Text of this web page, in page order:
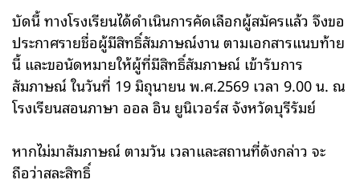
บัดนี้ ทางโรงเรียนได้ดำเนินการคัดเลือกผู้สมัครแล้ว จึงขอ
ประกาศรายชื่อผู้มีสิทธิ์สัมภาษณ์งาน ตามเอกสารแนบท้าย
นี้ และขอนัดหมายให้ผู้ที่มีสิทธิ์สัมภาษณ์ เข้ารับการ
สัมภาษณ์ ในวันที่ 19 มิถุนายน พ.ศ.2569 เวลา 9.00 น. ณ
โรงเรียนสอนภาษา ออล อิน ยูนิเวอร์ส จังหวัดบุรีรัมย์
หากไม่มาสัมภาษณ์ ตามวัน เวลาและสถานที่ดังกล่าว จะ
ถือว่าสละสิทธิ์